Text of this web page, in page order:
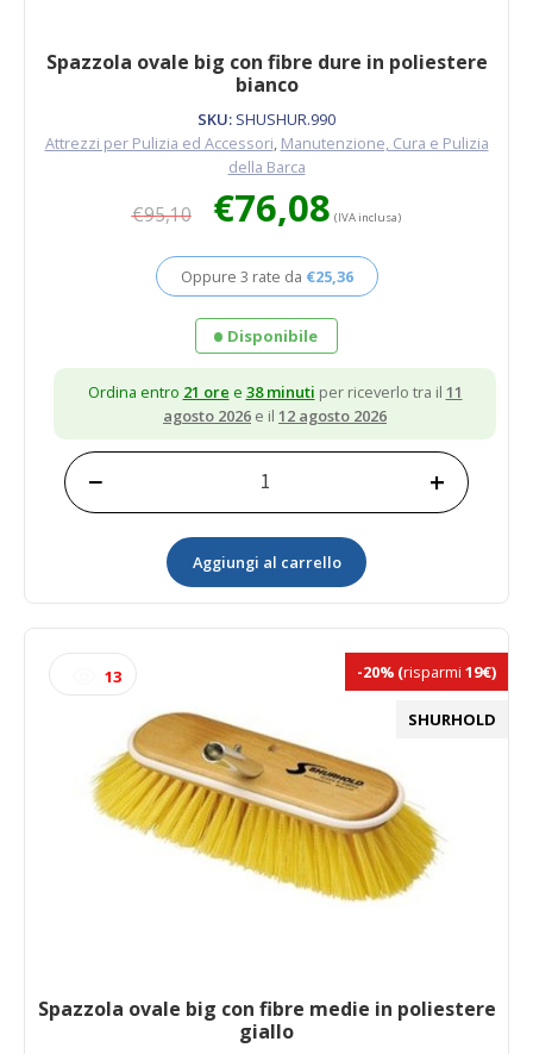
Spazzola ovale big con fibre dure in poliestere
bianco
SKU: SHUSHUR.990
Attrezzi per Pulizia ed Accessori, Manutenzione, Cura e Pulizia
della Barca
€95,10
prezzo
era:
€95,10.
€76,08 prezzo
è:
€76,08.
(IVA inclusa)
Oppure 3 rate da €25,36
Disponibile
Ordina entro 21 ore e 38 minuti per riceverlo tra il 11
agosto 2026 e il 12 agosto 2026
Spazzola
ovale
in
poliestere
bianco
− +
Aggiungi al carrello
SHURHOLD
-20% (risparmi 19€)
Spazzola ovale big con fibre medie in poliestere
giallo
13